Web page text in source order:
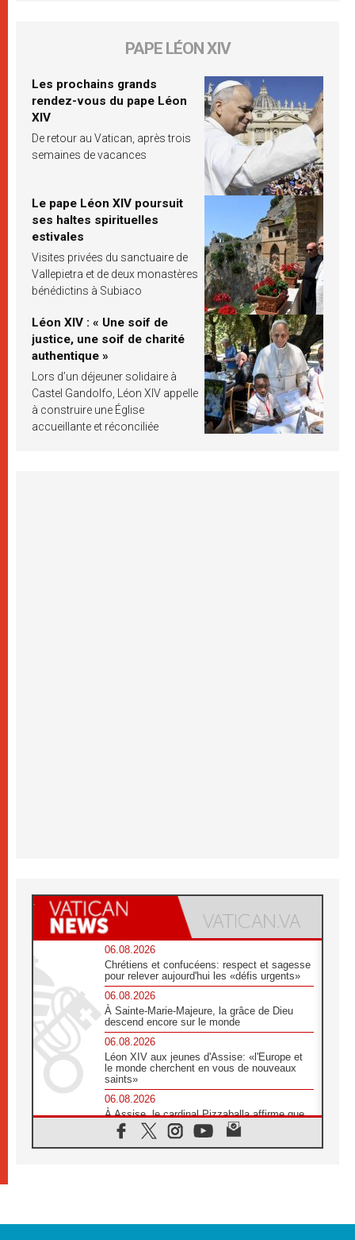
PAPE LÉON XIV
Les prochains grands
rendez-vous du pape Léon
XIV
De retour au Vatican, après trois
semaines de vacances
Le pape Léon XIV poursuit
ses haltes spirituelles
estivales
Visites privées du sanctuaire de
Vallepietra et de deux monastères
bénédictins à Subiaco
Léon XIV : « Une soif de
justice, une soif de charité
authentique »
Lors d’un déjeuner solidaire à
Castel Gandolfo, Léon XIV appelle
à construire une Église
accueillante et réconciliée
06.08.2026
Chrétiens et confucéens: respect et sagesse
pour relever aujourd'hui les «défis urgents»
06.08.2026
À Sainte-Marie-Majeure, la grâce de Dieu
descend encore sur le monde
06.08.2026
Léon XIV aux jeunes d'Assise: «l'Europe et
le monde cherchent en vous de nouveaux
saints»
06.08.2026
À Assise, le cardinal Pizzaballa affirme que
«les chrétiens veulent la paix»
06.08.2026